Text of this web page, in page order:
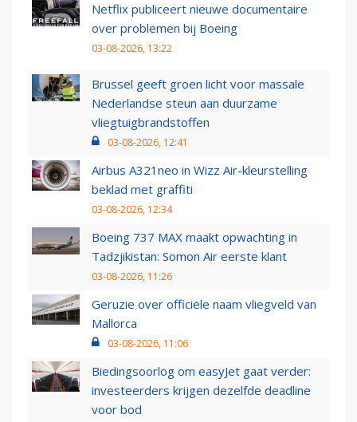
Netflix publiceert nieuwe documentaire
over problemen bij Boeing
03-08-2026, 13:22
Brussel geeft groen licht voor massale
Nederlandse steun aan duurzame
vliegtuigbrandstoffen
03-08-2026, 12:41
Airbus A321neo in Wizz Air-kleurstelling
beklad met graffiti
03-08-2026, 12:34
Boeing 737 MAX maakt opwachting in
Tadzjikistan: Somon Air eerste klant
03-08-2026, 11:26
Geruzie over officiële naam vliegveld van
Mallorca
03-08-2026, 11:06
Biedingsoorlog om easyJet gaat verder:
investeerders krijgen dezelfde deadline
voor bod